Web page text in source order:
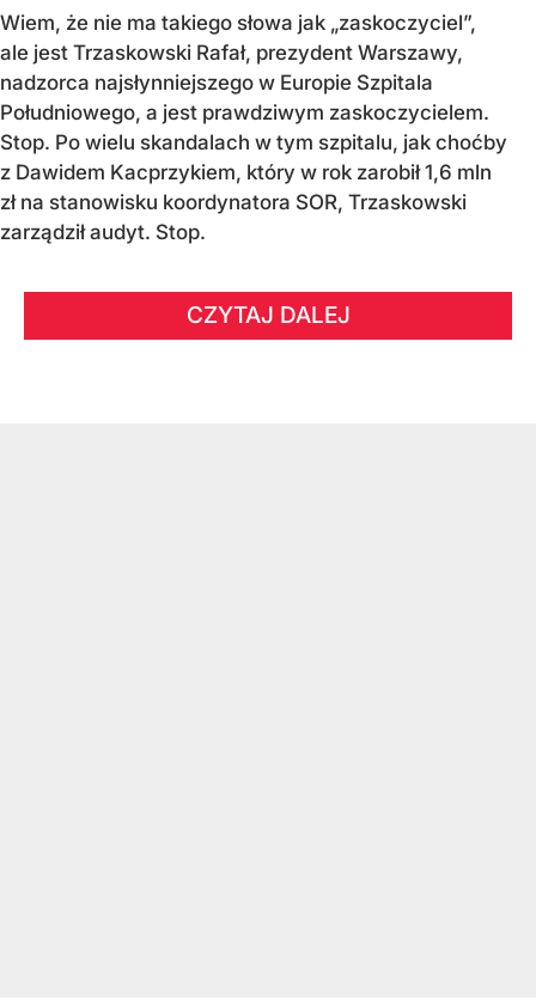
Wiem, że nie ma takiego słowa jak „zaskoczyciel”,
ale jest Trzaskowski Rafał, prezydent Warszawy,
nadzorca najsłynniejszego w Europie Szpitala
Południowego, a jest prawdziwym zaskoczycielem.
Stop. Po wielu skandalach w tym szpitalu, jak choćby
z Dawidem Kacprzykiem, który w rok zarobił 1,6 mln
zł na stanowisku koordynatora SOR, Trzaskowski
zarządził audyt. Stop.
CZYTAJ DALEJ